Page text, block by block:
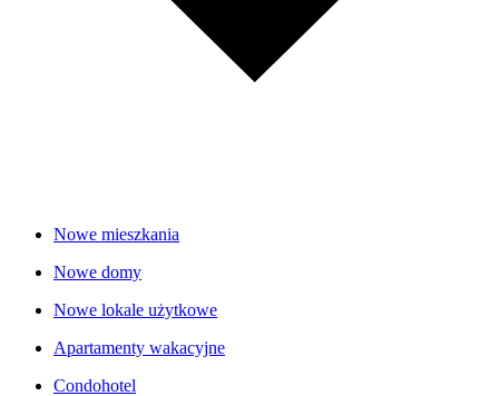
Nowe mieszkania
Nowe domy
Nowe lokale użytkowe
Apartamenty wakacyjne
Condohotel